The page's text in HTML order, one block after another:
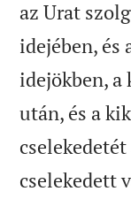
az Urat
idejében, és
idejökben, a
után, és a
cselekedett